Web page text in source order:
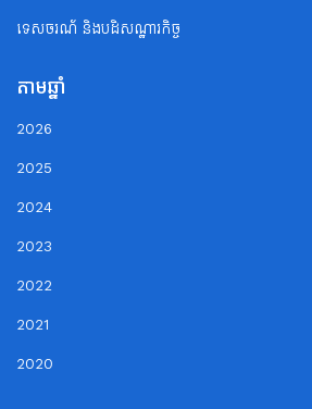
ទេសចរណ័ និងបដិសណ្ឋារកិច្ច
តាមឆ្នាំ
2026
2025
2024
2023
2022
2021
2020